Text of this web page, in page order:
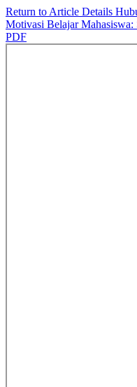
Return to Article Details
Motivasi Belajar
PDF